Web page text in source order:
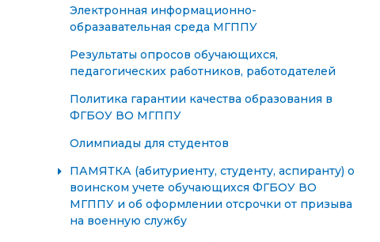
Электронная информационно-
образавательная среда МГППУ
Результаты опросов обучающихся,
педагогических работников, работодателей
Политика гарантии качества образования в
ФГБОУ ВО МГППУ
Олимпиады для студентов
ПАМЯТКА (абитуриенту, студенту, аспиранту) о
воинском учете обучающихся ФГБОУ ВО
МГППУ и об оформлении отсрочки от призыва
на военную службу